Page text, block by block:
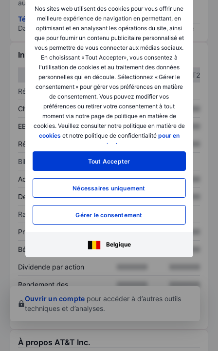
Nos sites web utilisent des cookies pour vous offrir une
meilleure expérience de navigation en permettant, en
optimisant et en analysant les opérations du site, ainsi
que pour fournir un contenu publicitaire personnalisé et
vous permettre de vous connecter aux médias sociaux.
En choisissant « Tout Accepter», vous consentez à
l'utilisation de cookies et au traitement des données
personnelles qui en découle. Sélectionnez « Gérer le
consentement » pour gérer vos préférences en matière
de consentement. Vous pouvez modifier vos
préférences ou retirer votre consentement à tout
moment via notre page de politique en matière de
cookies. Veuillez consulter notre politique en matière de
cookies et notre politique de confidentialité pour en
savoir plus
Tout Accepter
Nécessaires uniquement
Gérer le consentement
Belgique
au risque le plus élevé).
Télécharger la méthodologie ESG (en anglais)
Data provided by
/
Informations financières
T1
T2
Résultats
Chiffre d’affaires XXXXXXX XXXXXXX
EBITDA XXXXXXX XXXXXXX
Résultat net XXXXXXX
Bilan
Actif total XXXXXXX XXXXXXX
Dette totale XXXXXXX XXXXXXX
Ratios
Prix / ventes
Bénéfice par action XXXXXXX
Dividende par action
Rendement des
XXXXXXX
XXXXXXX
Ouvrir un compte pour accéder à d’autres outils
techniques et d’analyses.
À propos AT&T Inc.